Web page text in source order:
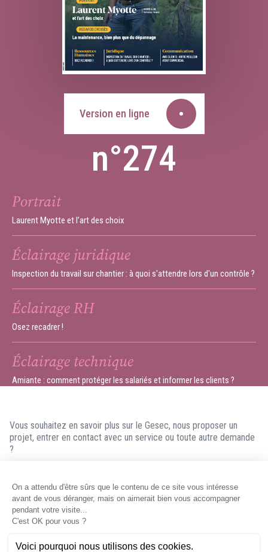
Version en ligne
n°274
Portrait
Laurent Myotte et l’art des choix
Éclairage juridique
Inspection du travail sur chantier : à quoi s'attendre lors d'un contrôle ?
Éclairage RH
Osez recadrer !
Éclairage technique
Amiante : comment protéger les salariés et informer les clients ?
Vous souhaitez en savoir plus sur le Gesec, nous proposer un
projet, entrer en contact avec un service ou toute autre demande
?
répondre dans les meilleurs délais.